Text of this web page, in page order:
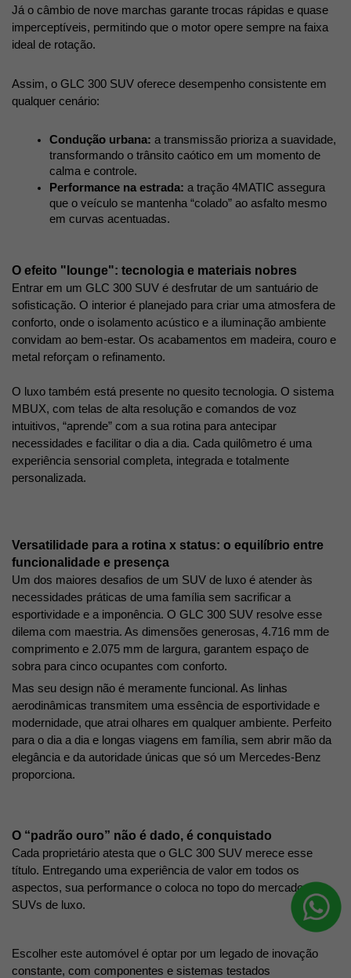
Já o câmbio de nove marchas garante trocas rápidas e quase
imperceptíveis, permitindo que o motor opere sempre na faixa
ideal de rotação.
Assim, o GLC 300 SUV oferece desempenho consistente em
qualquer cenário:
Condução urbana: a transmissão prioriza a suavidade,
transformando o trânsito caótico em um momento de
calma e controle.
Performance na estrada: a tração 4MATIC assegura
que o veículo se mantenha “colado” ao asfalto mesmo
em curvas acentuadas.
O efeito "lounge": tecnologia e materiais nobres
Entrar em um GLC 300 SUV é desfrutar de um santuário de
sofisticação. O interior é planejado para criar uma atmosfera de
conforto, onde o isolamento acústico e a iluminação ambiente
convidam ao bem-estar. Os acabamentos em madeira, couro e
metal reforçam o refinamento.
O luxo também está presente no quesito tecnologia. O sistema
MBUX, com telas de alta resolução e comandos de voz
intuitivos, “aprende” com a sua rotina para antecipar
necessidades e facilitar o dia a dia. Cada quilômetro é uma
experiência sensorial completa, integrada e totalmente
personalizada.
Versatilidade para a rotina x status: o equilíbrio entre
funcionalidade e presença
Um dos maiores desafios de um SUV de luxo é atender às
necessidades práticas de uma família sem sacrificar a
esportividade e a imponência. O GLC 300 SUV resolve esse
dilema com maestria. As dimensões generosas, 4.716 mm de
comprimento e 2.075 mm de largura, garantem espaço de
sobra para cinco ocupantes com conforto.
Mas seu design não é meramente funcional. As linhas
aerodinâmicas transmitem uma essência de esportividade e
modernidade, que atrai olhares em qualquer ambiente. Perfeito
para o dia a dia e longas viagens em família, sem abrir mão da
elegância e da autoridade únicas que só um Mercedes-Benz
proporciona.
O “padrão ouro” não é dado, é conquistado
Cada proprietário atesta que o GLC 300 SUV merece esse
título. Entregando uma experiência de valor em todos os
aspectos, sua performance o coloca no topo do mercado dos
SUVs de luxo.
Escolher este automóvel é optar por um legado de inovação
constante, com componentes e sistemas testados